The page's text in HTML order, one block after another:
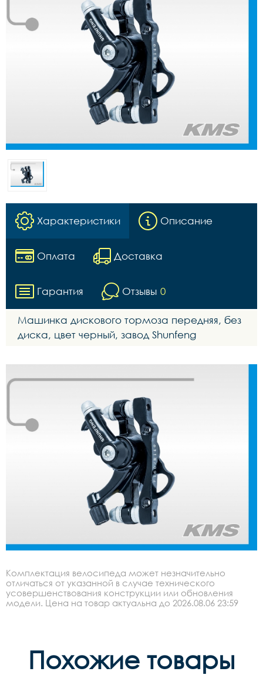
Характеристики Описание
Оплата Доставка
Гарантия Отзывы 0
Машинка дискового тормоза передняя, без
диска, цвет черный, завод Shunfeng
Комплектация велосипеда может незначительно
отличаться от указанной в случае технического
усовершенствования конструкции или обновления
модели. Цена на товар актуальна до 2026.08.06 23:59
Похожие товары